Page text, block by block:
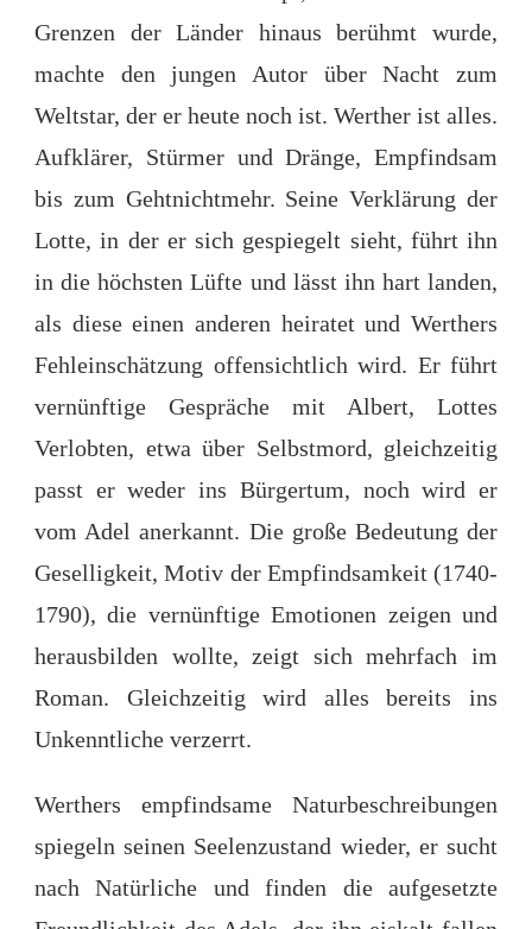
Grenzen der Länder hinaus berühmt wurde,
machte den jungen Autor über Nacht zum
Weltstar, der er heute noch ist. Werther ist alles.
Aufklärer, Stürmer und Dränge, Empfindsam
bis zum Gehtnichtmehr. Seine Verklärung der
Lotte, in der er sich gespiegelt sieht, führt ihn
in die höchsten Lüfte und lässt ihn hart landen,
als diese einen anderen heiratet und Werthers
Fehleinschätzung offensichtlich wird. Er führt
vernünftige Gespräche mit Albert, Lottes
Verlobten, etwa über Selbstmord, gleichzeitig
passt er weder ins Bürgertum, noch wird er
vom Adel anerkannt. Die große Bedeutung der
Geselligkeit, Motiv der Empfindsamkeit (1740-
1790), die vernünftige Emotionen zeigen und
herausbilden wollte, zeigt sich mehrfach im
Roman. Gleichzeitig wird alles bereits ins
Unkenntliche verzerrt.
Werthers empfindsame Naturbeschreibungen
spiegeln seinen Seelenzustand wieder, er sucht
nach Natürliche und finden die aufgesetzte